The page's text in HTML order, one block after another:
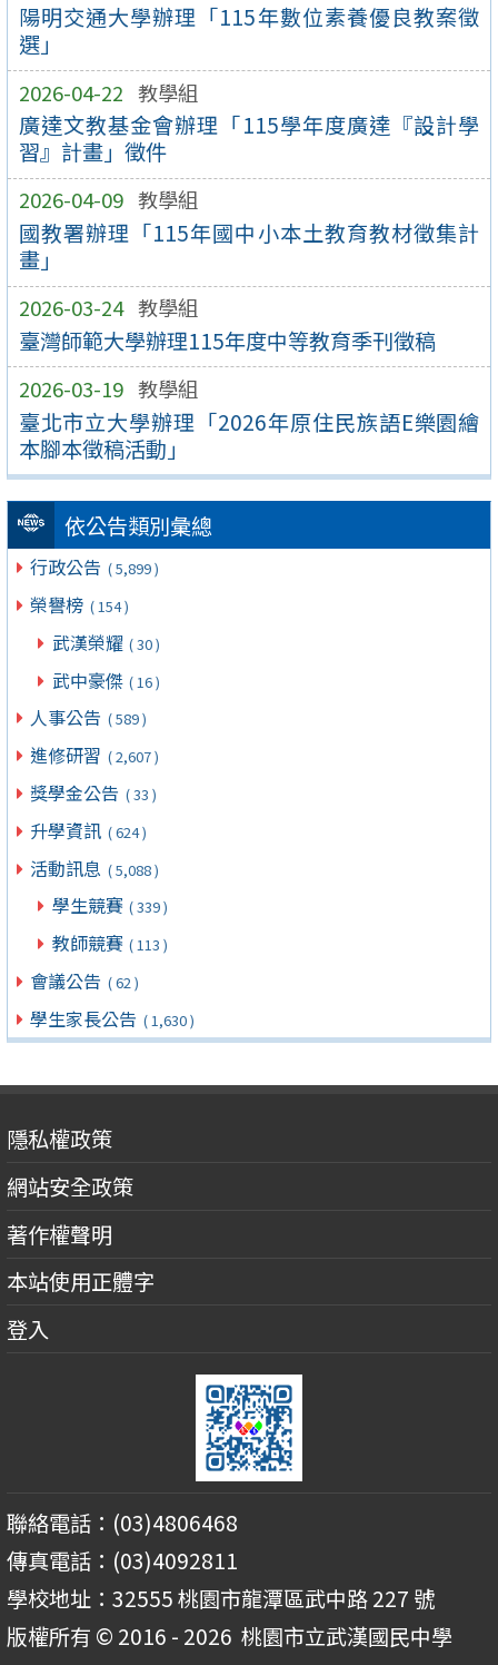
陽明交通大學辦理「115年數位素養優良教案徵
選」
2026-04-22 教學組
廣達文教基金會辦理「115學年度廣達『設計學
習』計畫」徵件
2026-04-09 教學組
國教署辦理「115年國中小本土教育教材徵集計
畫」
2026-03-24 教學組
臺灣師範大學辦理115年度中等教育季刊徵稿
2026-03-19 教學組
臺北市立大學辦理「2026年原住民族語E樂園繪
本腳本徵稿活動」
依公告類別彙總
行政公告 ( 5,899 )
榮譽榜 ( 154 )
武漢榮耀 ( 30 )
武中豪傑 ( 16 )
人事公告 ( 589 )
進修研習 ( 2,607 )
獎學金公告 ( 33 )
升學資訊 ( 624 )
活動訊息 ( 5,088 )
學生競賽 ( 339 )
教師競賽 ( 113 )
會議公告 ( 62 )
學生家長公告 ( 1,630 )
隱私權政策
網站安全政策
著作權聲明
本站使用正體字
登入
聯絡電話：(03)4806468
傳真電話：(03)4092811
學校地址：32555 桃園市龍潭區武中路 227 號
版權所有 © 2016 - 2026 桃園市立武漢國民中學